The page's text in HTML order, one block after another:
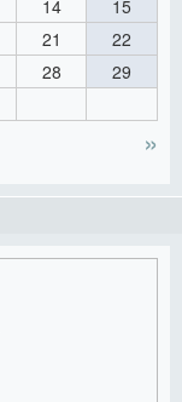
14
15
21
22
28
29
»